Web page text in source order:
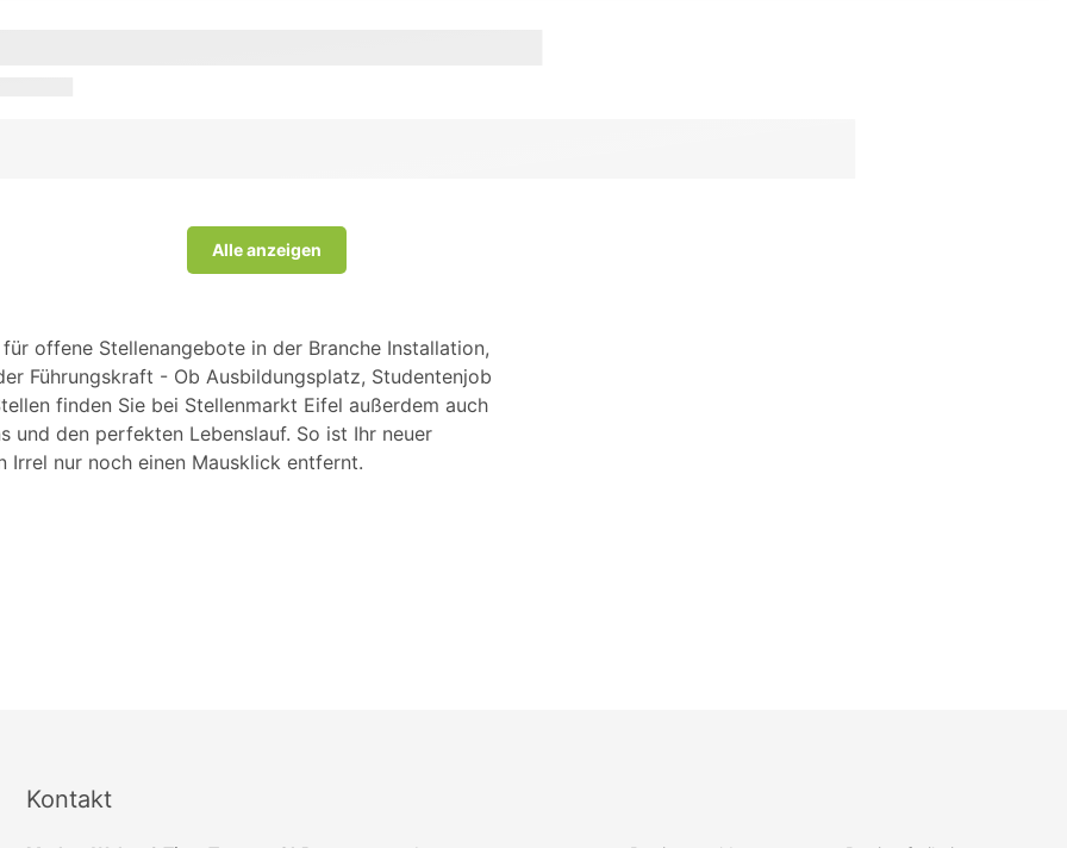
Alle anzeigen
offene Stellenangebote in der Branche Installation,
Führungskraft - Ob Ausbildungsplatz, Studentenjob
finden Sie bei Stellenmarkt Eifel außerdem auch
und den perfekten Lebenslauf. So ist Ihr neuer
Irrel nur noch einen Mausklick entfernt.
Kontakt